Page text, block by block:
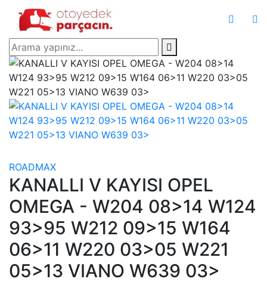
ROADMAX
KANALLI V KAYISI OPEL
OMEGA - W204 08>14 W124
93>95 W212 09>15 W164
06>11 W220 03>05 W221
05>13 VIANO W639 03>